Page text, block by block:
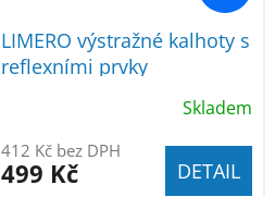
LIMERO výstražné kalhoty s
reflexními prvky
Skladem
412 Kč bez DPH
499 Kč DETAIL